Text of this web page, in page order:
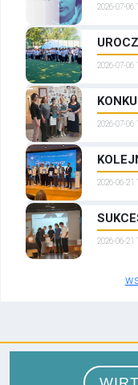
2026-07-06
2026-07-06
2026-07-06
2026-06-21
2026-06-21